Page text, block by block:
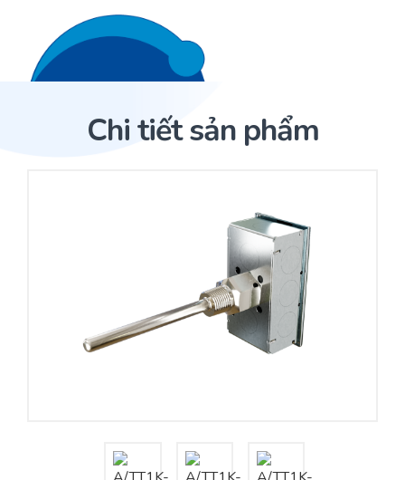
Trang Chủ
Nhà phân phối cảm biến
Nhà sản xuất thiết bị điều khiển
Tư vấn – Thiết kế – Cung cấp thiết bị HVAC
Chi tiết sản phẩm